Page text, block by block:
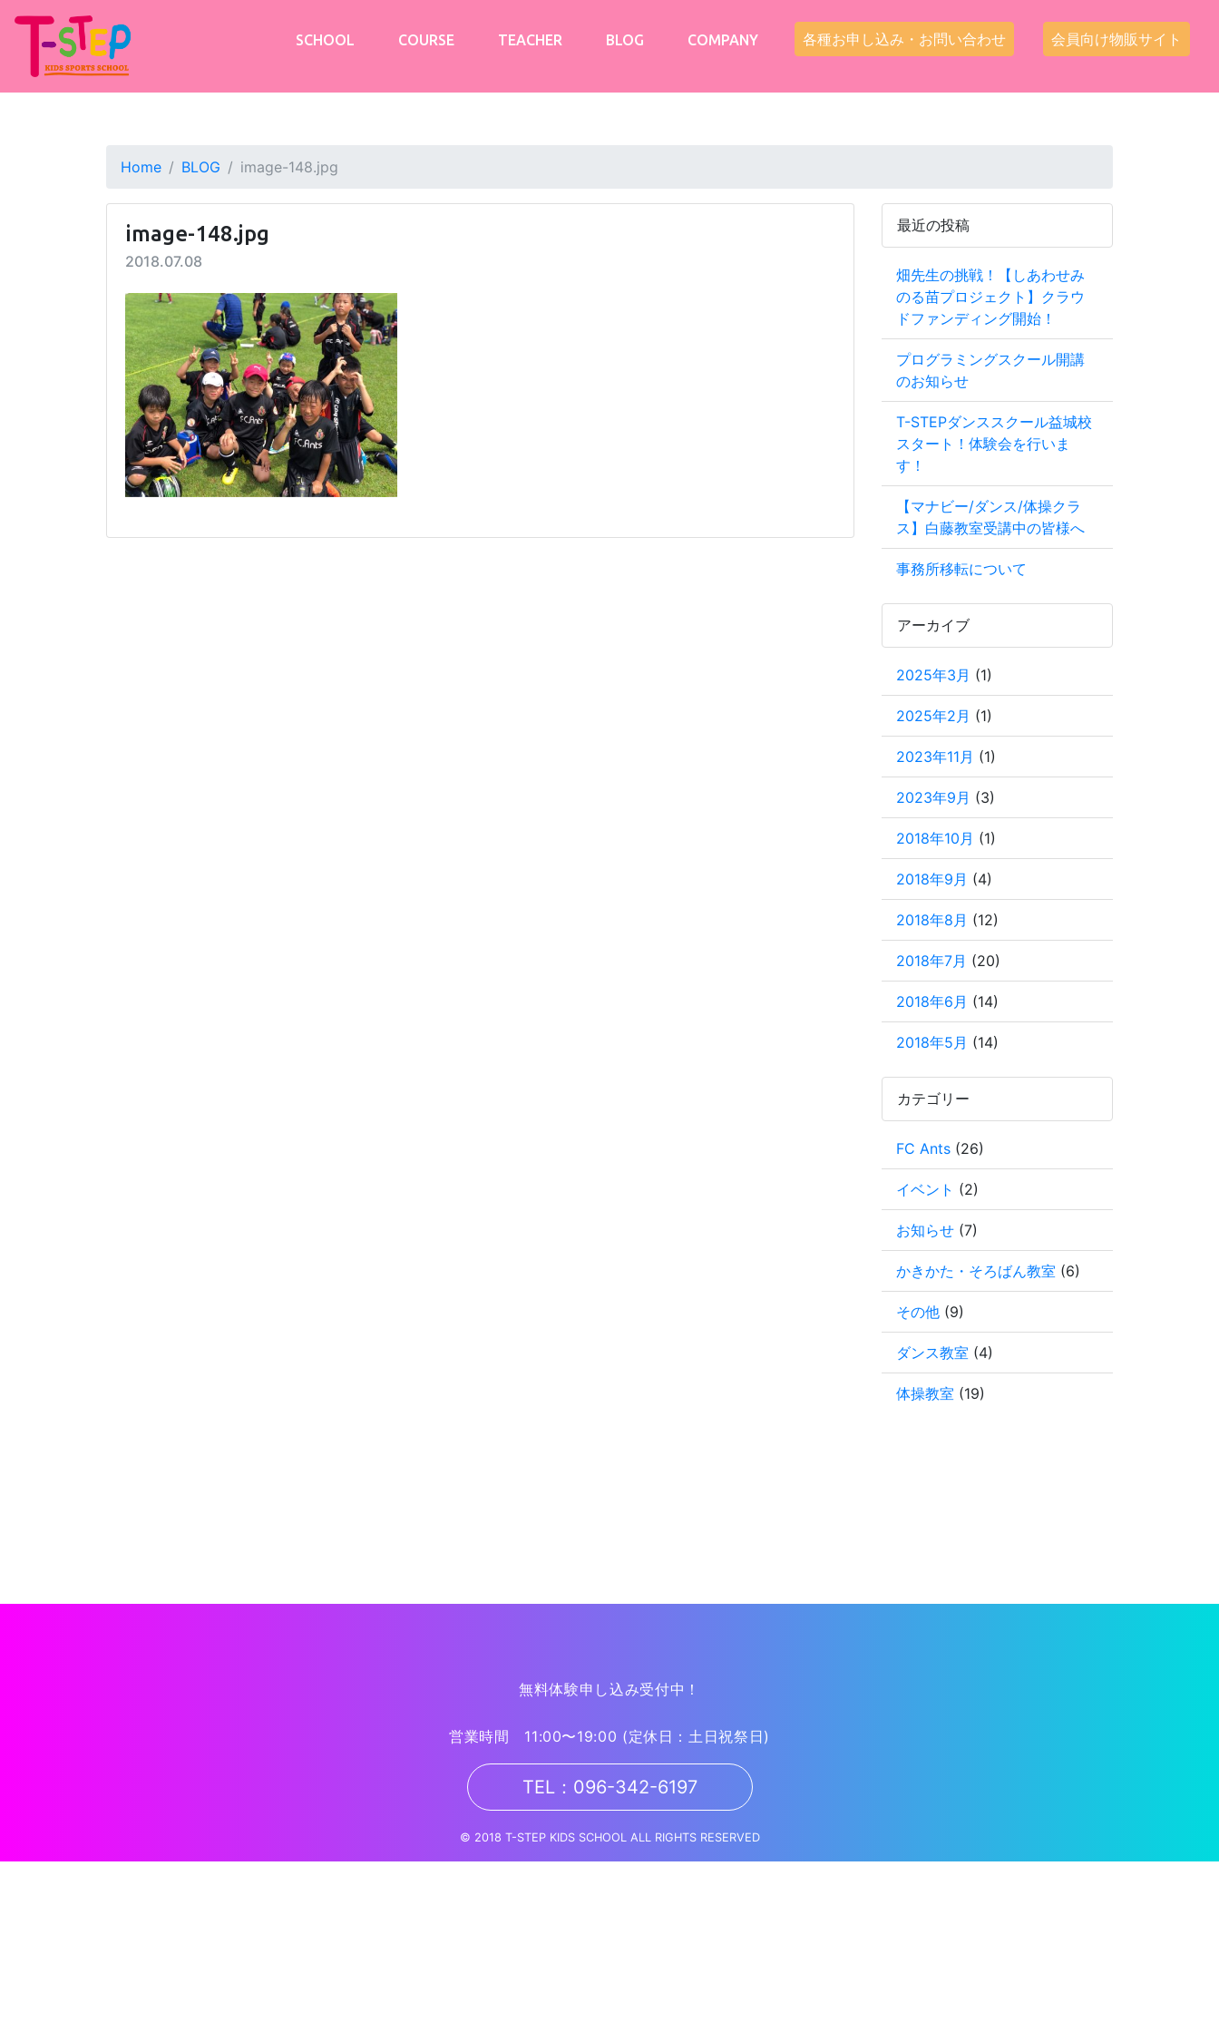
SCHOOL COURSE TEACHER BLOG COMPANY 各種お申し込み・お問い合わせ 会員向け物販サイト
Home BLOG image-148.jpg
image-148.jpg
2018.07.08
最近の投稿
畑先生の挑戦！【しあわせみ
のる苗プロジェクト】クラウ
ドファンディング開始！
プログラミングスクール開講
のお知らせ
T-STEPダンススクール益城校
スタート！体験会を行いま
す！
【マナビー/ダンス/体操クラ
ス】白藤教室受講中の皆様へ
事務所移転について
アーカイブ
2025年3月 (1)
2025年2月 (1)
2023年11月 (1)
2023年9月 (3)
2018年10月 (1)
2018年9月 (4)
2018年8月 (12)
2018年7月 (20)
2018年6月 (14)
2018年5月 (14)
カテゴリー
FC Ants (26)
イベント (2)
お知らせ (7)
かきかた・そろばん教室 (6)
その他 (9)
ダンス教室 (4)
体操教室 (19)
無料体験申し込み受付中！
営業時間 11:00〜19:00 (定休日：土日祝祭日)
TEL：096-342-6197
© 2018 T-STEP KIDS SCHOOL ALL RIGHTS RESERVED